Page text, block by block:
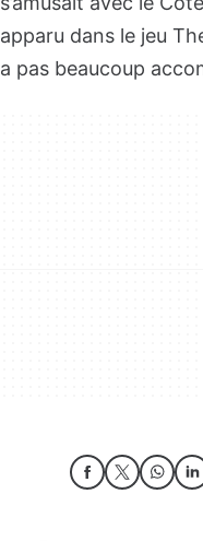
apparu dans le jeu
a pas beaucoup